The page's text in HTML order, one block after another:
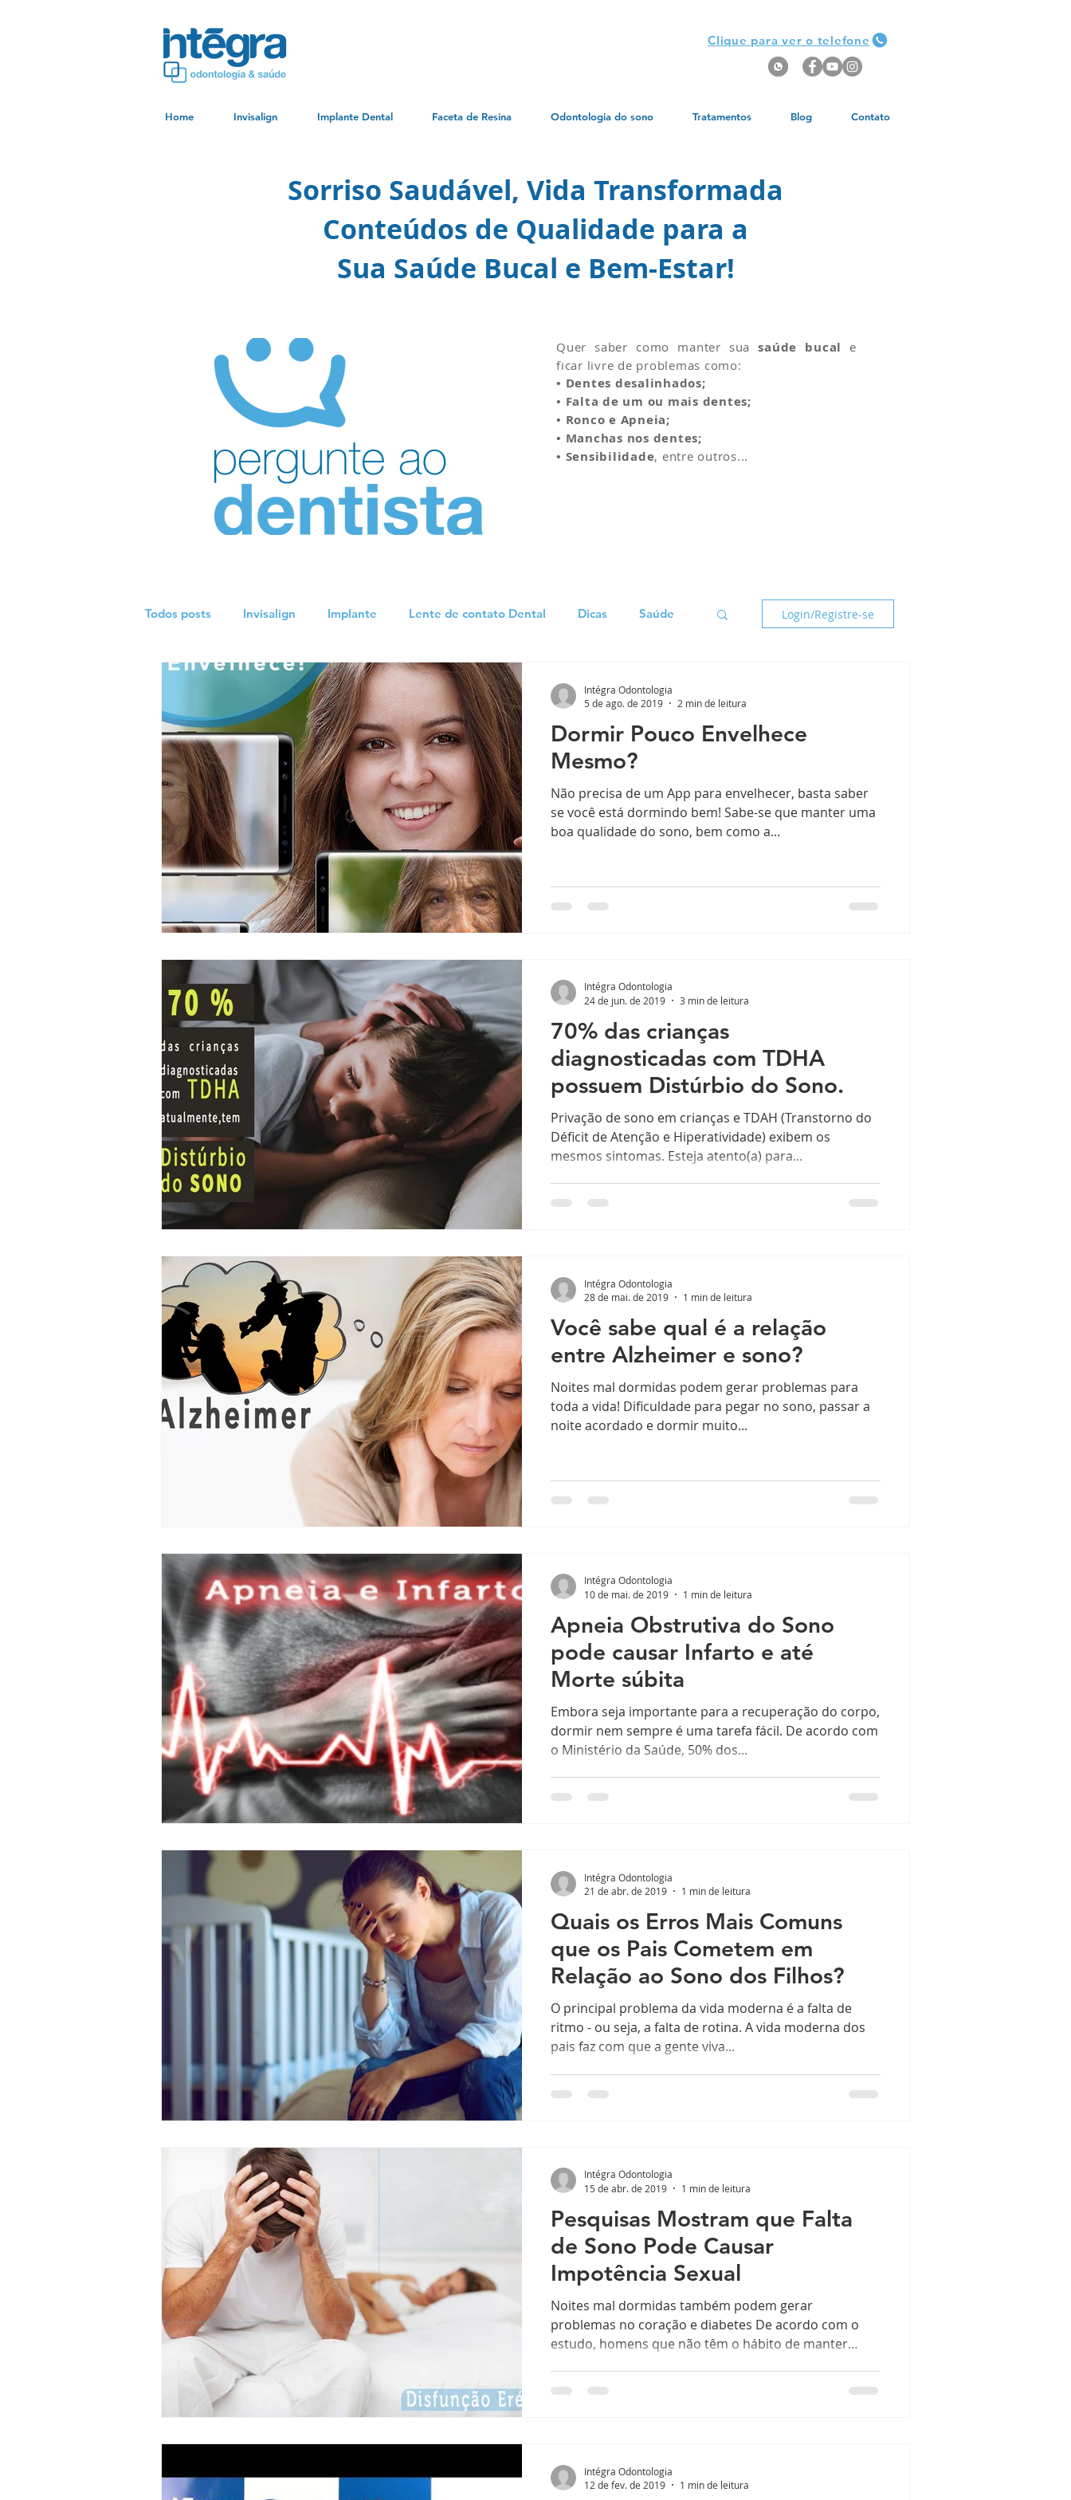
Clique para ver o telefone
Home Invisalign Implante Dental Faceta de Resina Odontologia do sono Tratamentos Blog Contato
Sorriso Saudável, Vida Transformada
Conteúdos de Qualidade para a
Sua Saúde Bucal e Bem-Estar!
Quer saber como manter suasaúde bucal
e
ficar livre de problemas como:
• Dentes desalinhados;
• Falta de um ou mais dentes;
• Ronco e Apneia;
• Manchas nos dentes;
• Sensibilidade, entre outros...
Todos posts Invisalign Implante Lente de contato Dental Dicas Saúde Login/Registre-se
Dormir Pouco Envelhece
Mesmo?
Não precisa de um App para envelhecer, basta saber
se você está dormindo bem! Sabe-se que manter uma
boa qualidade do sono, bem como a...
Intégra Odontologia
5 de ago. de 2019
2 min de leitura
70% das crianças
diagnosticadas com TDHA
possuem Distúrbio do Sono.
Privação de sono em crianças e TDAH (Transtorno do
Déficit de Atenção e Hiperatividade) exibem os
mesmos sintomas. Esteja atento(a) para...
Intégra Odontologia
24 de jun. de 2019
3 min de leitura
Você sabe qual é a relação
entre Alzheimer e sono?
Noites mal dormidas podem gerar problemas para
toda a vida! Dificuldade para pegar no sono, passar a
noite acordado e dormir muito...
Intégra Odontologia
28 de mai. de 2019
1 min de leitura
Apneia Obstrutiva do Sono
pode causar Infarto e até
Morte súbita
Embora seja importante para a recuperação do corpo,
dormir nem sempre é uma tarefa fácil. De acordo com
o Ministério da Saúde, 50% dos...
Intégra Odontologia
10 de mai. de 2019
1 min de leitura
Quais os Erros Mais Comuns
que os Pais Cometem em
Relação ao Sono dos Filhos?
O principal problema da vida moderna é a falta de
ritmo - ou seja, a falta de rotina. A vida moderna dos
pais faz com que a gente viva...
Intégra Odontologia
21 de abr. de 2019
1 min de leitura
Pesquisas Mostram que Falta
de Sono Pode Causar
Impotência Sexual
Noites mal dormidas também podem gerar
problemas no coração e diabetes De acordo com o
estudo, homens que não têm o hábito de manter
Intégra Odontologia
15 de abr. de 2019
1 min de leitura
Intégra Odontologia
12 de fev. de 2019
1 min de leitura